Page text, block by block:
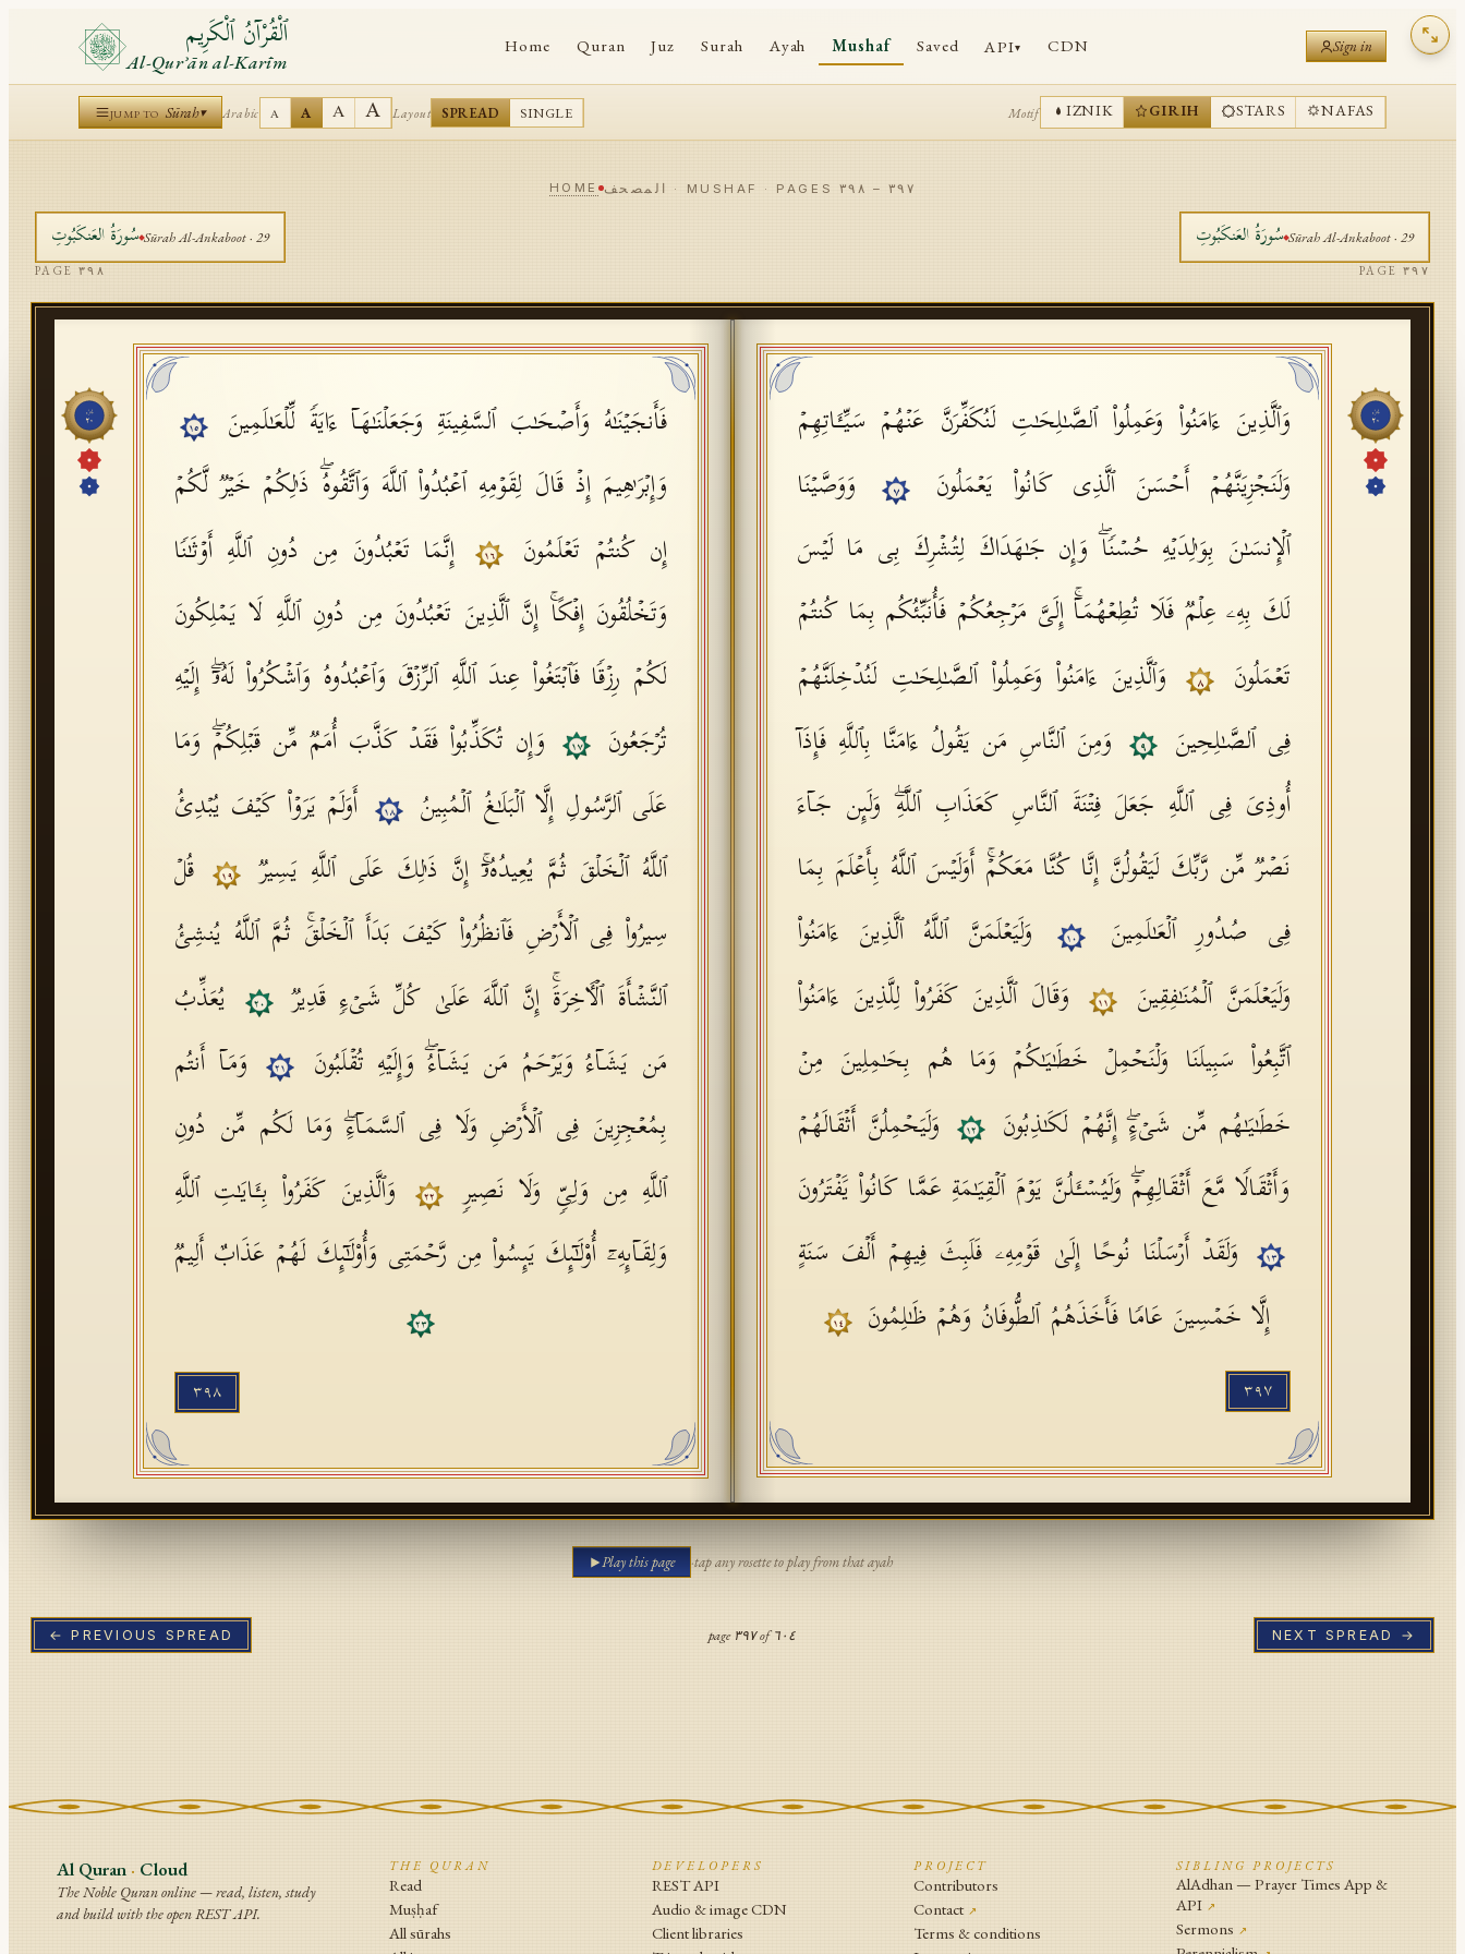
ٱلْقُرْآنُ ٱلْكَرِيم
Al-Qurʾān al-Karīm
Home Quran Juz Surah Ayah Mushaf Saved API▾ CDN Sign in
JUMP TO Sūrah▾ Arabic A A A A Layout SPREAD SINGLE Motif IZNIK GIRIH STARS NAFAS
HOME المصحف · MUSHAF · PAGES ٣٩٧ – ٣٩٨
سُورَةُالعَنكَبُوتِ SūrahAl-Ankaboot· 29
PAGE ٣٩٨
سُورَةُالعَنكَبُوتِ SūrahAl-Ankaboot· 29
PAGE ٣٩٧
جُزْء
٢٠ فَأَنجَیۡنَـٰهُ وَأَصۡحَـٰبَ ٱلسَّفِینَةِ وَجَعَلۡنَـٰهَاۤ ءَایَةࣰ لِّلۡعَـٰلَمِینَ ١٥
وَإِبۡرَ ٰ⁠هِیمَ إِذۡ قَالَ لِقَوۡمِهِ ٱعۡبُدُوا۟ ٱللَّهَ وَٱتَّقُوهُۖ ذَ ٰ⁠لِكُمۡ خَیۡرࣱ لَّكُمۡ
إِن كُنتُمۡ تَعۡلَمُونَ
١٦
إِنَّمَا تَعۡبُدُونَ مِن دُونِ ٱللَّهِ أَوۡثَـٰنࣰا
وَتَخۡلُقُونَ إِفۡكًاۚ إِنَّ ٱلَّذِینَ تَعۡبُدُونَ مِن دُونِ ٱللَّهِ لَا یَمۡلِكُونَ
لَكُمۡ رِزۡقࣰا فَٱبۡتَغُوا۟ عِندَ ٱللَّهِ ٱلرِّزۡقَ وَٱعۡبُدُوهُ وَٱشۡكُرُوا۟ لَهُۥۤۖ إِلَیۡهِ
تُرۡجَعُونَ
١٧
وَإِن تُكَذِّبُوا۟ فَقَدۡ كَذَّبَ أُمَمࣱ مِّن قَبۡلِكُمۡۖ وَمَا
عَلَى ٱلرَّسُولِ إِلَّا ٱلۡبَلَـٰغُ ٱلۡمُبِینُ
١٨
أَوَلَمۡ یَرَوۡا۟ كَیۡفَ یُبۡدِئُ
ٱللَّهُ ٱلۡخَلۡقَ ثُمَّ یُعِیدُهُۥۤۚ إِنَّ ذَ ٰ⁠لِكَ عَلَى ٱللَّهِ یَسِیرࣱ
١٩
قُلۡ
سِیرُوا۟ فِی ٱلۡأَرۡضِ فَٱنظُرُوا۟ كَیۡفَ بَدَأَ ٱلۡخَلۡقَۚ ثُمَّ ٱللَّهُ یُنشِئُ
ٱلنَّشۡأَةَ ٱلۡـَٔاخِرَةَۚ إِنَّ ٱللَّهَ عَلَىٰ كُلِّ شَیۡءࣲ قَدِیرࣱ
٢٠
یُعَذِّبُ
مَن یَشَاۤءُ وَیَرۡحَمُ مَن یَشَاۤءُۖ وَإِلَیۡهِ تُقۡلَبُونَ
٢١
وَمَاۤ أَنتُم
بِمُعۡجِزِینَ فِی ٱلۡأَرۡضِ وَلَا فِی ٱلسَّمَاۤءِۖ وَمَا لَكُم مِّن دُونِ
ٱللَّهِ مِن وَلِیࣲّ وَلَا نَصِیرࣲ
٢٢
وَٱلَّذِینَ كَفَرُوا۟ بِـَٔایَـٰتِ ٱللَّهِ
وَلِقَاۤىِٕهِۦۤ أُو۟لَـٰۤىِٕكَ یَىِٕسُوا۟ مِن رَّحۡمَتِی وَأُو۟لَـٰۤىِٕكَ لَهُمۡ عَذَابٌ أَلِیمࣱ
٢٣
٣٩٨
جُزْء
٢٠
وَٱلَّذِینَ ءَامَنُوا۟ وَعَمِلُوا۟ ٱلصَّـٰلِحَـٰتِ لَنُكَفِّرَنَّ عَنۡهُمۡ سَیِّـَٔاتِهِمۡ
وَلَنَجۡزِیَنَّهُمۡ أَحۡسَنَ ٱلَّذِی كَانُوا۟ یَعۡمَلُونَ
٧
وَوَصَّیۡنَا
ٱلۡإِنسَـٰنَ بِوَ ٰ⁠لِدَیۡهِ حُسۡنࣰاۖ وَإِن جَـٰهَدَاكَ لِتُشۡرِكَ بِی مَا لَیۡسَ
لَكَ بِهِۦ عِلۡمࣱ فَلَا تُطِعۡهُمَاۤۚ إِلَیَّ مَرۡجِعُكُمۡ فَأُنَبِّئُكُم بِمَا كُنتُمۡ
تَعۡمَلُونَ
٨
وَٱلَّذِینَ ءَامَنُوا۟ وَعَمِلُوا۟ ٱلصَّـٰلِحَـٰتِ لَنُدۡخِلَنَّهُمۡ
فِی ٱلصَّـٰلِحِینَ
٩
وَمِنَ ٱلنَّاسِ مَن یَقُولُ ءَامَنَّا بِٱللَّهِ فَإِذَاۤ
أُوذِیَ فِی ٱللَّهِ جَعَلَ فِتۡنَةَ ٱلنَّاسِ كَعَذَابِ ٱللَّهِۖ وَلَىِٕن جَاۤءَ
نَصۡرࣱ مِّن رَّبِّكَ لَیَقُولُنَّ إِنَّا كُنَّا مَعَكُمۡۚ أَوَلَیۡسَ ٱللَّهُ بِأَعۡلَمَ بِمَا
فِی صُدُورِ ٱلۡعَـٰلَمِینَ
١٠
وَلَیَعۡلَمَنَّ ٱللَّهُ ٱلَّذِینَ ءَامَنُوا۟
وَلَیَعۡلَمَنَّ ٱلۡمُنَـٰفِقِینَ
١١
وَقَالَ ٱلَّذِینَ كَفَرُوا۟ لِلَّذِینَ ءَامَنُوا۟
ٱتَّبِعُوا۟ سَبِیلَنَا وَلۡنَحۡمِلۡ خَطَـٰیَـٰكُمۡ وَمَا هُم بِحَـٰمِلِینَ مِنۡ
خَطَـٰیَـٰهُم مِّن شَیۡءٍۖ إِنَّهُمۡ لَكَـٰذِبُونَ
١٢
وَلَیَحۡمِلُنَّ أَثۡقَالَهُمۡ
وَأَثۡقَالࣰا مَّعَ أَثۡقَالِهِمۡۖ وَلَیُسۡـَٔلُنَّ یَوۡمَ ٱلۡقِیَـٰمَةِ عَمَّا كَانُوا۟ یَفۡتَرُونَ
١٣
وَلَقَدۡ أَرۡسَلۡنَا نُوحًا إِلَىٰ قَوۡمِهِۦ فَلَبِثَ فِیهِمۡ أَلۡفَ سَنَةٍ
إِلَّا خَمۡسِینَ عَامࣰا فَأَخَذَهُمُ ٱلطُّوفَانُ وَهُمۡ ظَـٰلِمُونَ
١٤
٣٩٧
Play this page ·tap any rosette to play from that ayah
← PREVIOUS SPREAD page ٣٩٧of٦٠٤ NEXT SPREAD →
Al Quran · Cloud
The Noble Quran online — read, listen, study
and build with the open REST API.
THE QURAN
Read
Muṣḥaf
All sūrahs
DEVELOPERS
REST API
Audio & image CDN
Client libraries
PROJECT
Contributors
Contact ↗
Terms & conditions
SIBLING PROJECTS
AlAdhan — Prayer Times App &
API ↗
Sermons ↗